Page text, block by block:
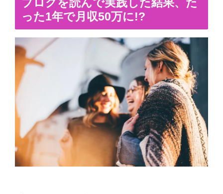
ブログを読んで実践した結果、た
った1年で月収50万に!?